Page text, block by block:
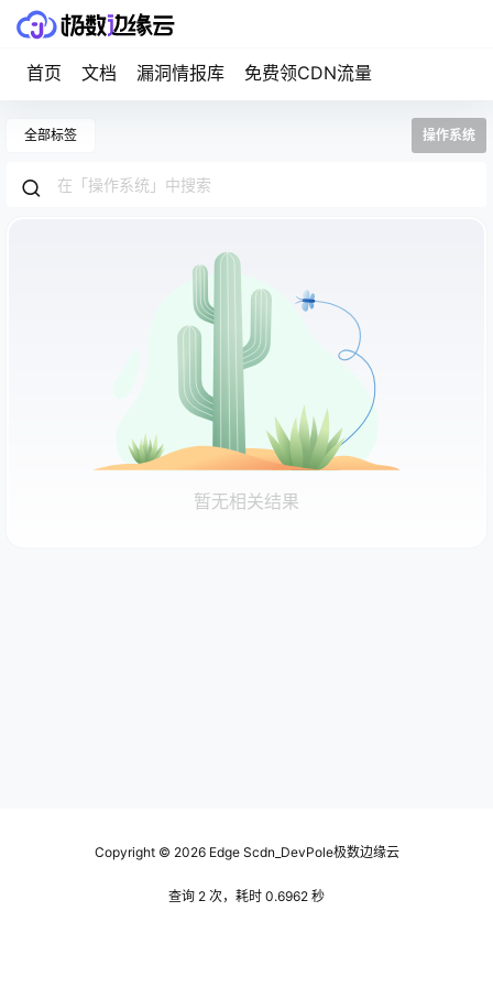
首页 文档 漏洞情报库 免费领CDN流量
全部标签 操作系统
暂无相关结果
Copyright © 2026Edge Scdn_DevPole极数边缘云
查询 2 次，耗时 0.6962 秒